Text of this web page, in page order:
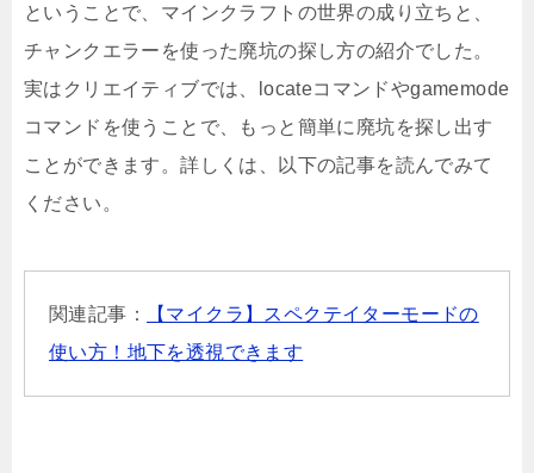
ということで、マインクラフトの世界の成り立ちと、
チャンクエラーを使った廃坑の探し方の紹介でした。
実はクリエイティブでは、locateコマンドやgamemode
コマンドを使うことで、もっと簡単に廃坑を探し出す
ことができます。詳しくは、以下の記事を読んでみて
ください。
関連記事：
【マイクラ】スペクテイターモードの
使い方！地下を透視できます